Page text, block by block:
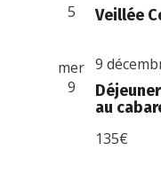
5
Veillée
mer
9
au
9
135€